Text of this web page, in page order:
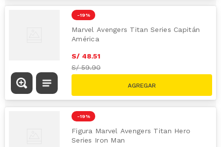
-19 %
Marvel Avengers Titan Series Capitán
América
S/ 48.51
S/59.90
-19 %
Figura Marvel Avengers Titan Hero
Series Iron Man